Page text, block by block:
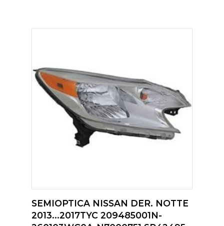
SEMIOPTICA NISSAN DER. NOTTE
2013...2017TYC 209485001N-